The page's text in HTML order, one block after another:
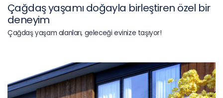
Çağdaş yaşamı doğayla birleştiren özel bir
deneyim
Çağdaş yaşam alanları, geleceği evinize taşıyor!